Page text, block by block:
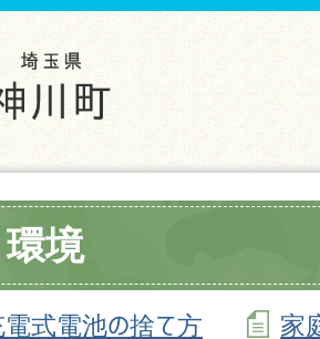
環境
式電池の捨て方
家